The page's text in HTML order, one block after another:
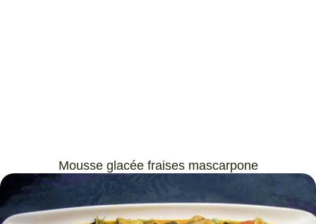
Mousse glacée fraises mascarpone